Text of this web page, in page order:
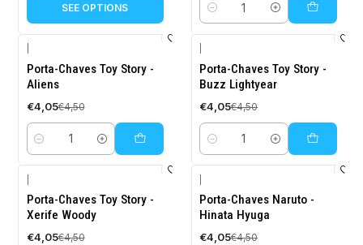
SEE OPTIONS
Quantity
-10%
OFF
Porta-Chaves Toy Story -
Aliens
€4,05€4,50
Quantity
-10%
OFF
Porta-Chaves Toy Story -
Buzz Lightyear
€4,05€4,50
Quantity
-10%
OFF
Porta-Chaves Toy Story -
Xerife Woody
€4,05€4,50
-10%
OFF
Porta-Chaves Naruto -
Hinata Hyuga
€4,05€4,50